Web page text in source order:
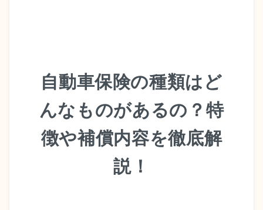
サイトマップ
お問い合わせ・資料請求
自動車保険の種類はど
んなものがあるの？特
徴や補償内容を徹底解
説！